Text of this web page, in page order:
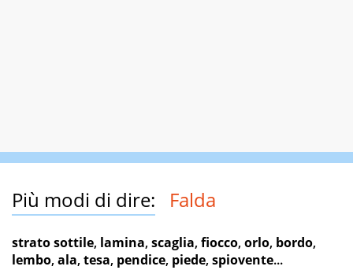
Più modi di dire: Falda
strato sottile, lamina,scaglia,fiocco,orlo, bordo,
lembo,ala,tesa, pendice, piede,spiovente...